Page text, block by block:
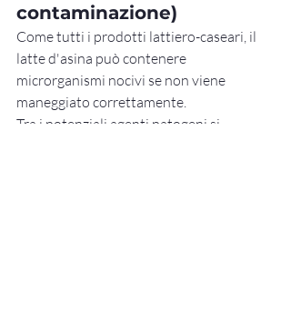
contaminazione)
Come tutti i prodotti lattiero-caseari, il
latte d'asina può contenere
microrganismi nocivi se non viene
maneggiato correttamente.
Tra i potenziali agenti patogeni si